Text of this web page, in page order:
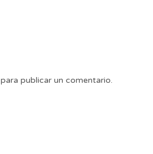
para publicar un comentario.